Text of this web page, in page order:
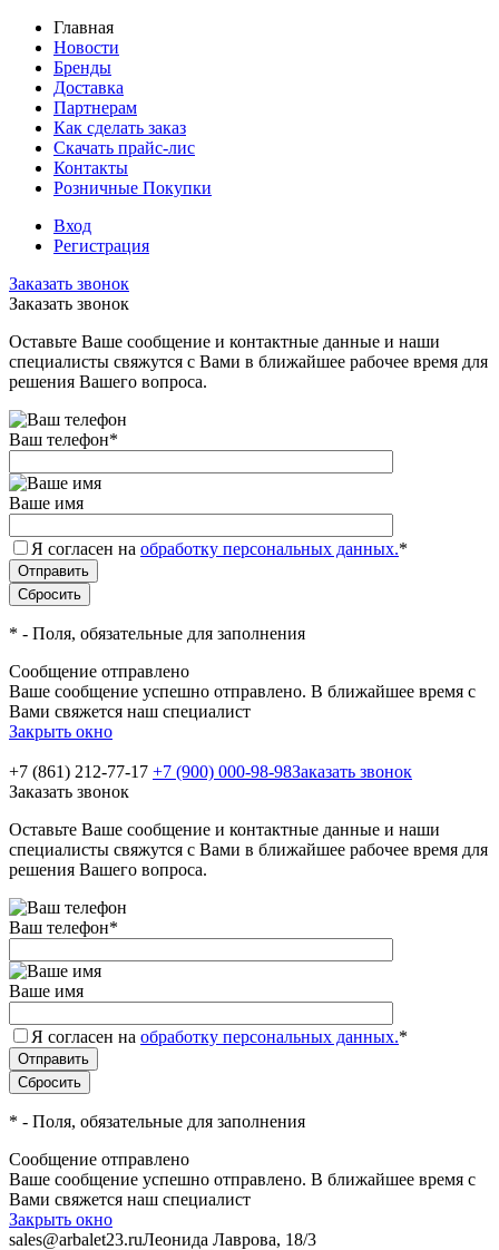
Главная
Новости
Бренды
Доставка
Партнерам
Как сделать заказ
Скачать прайс-лис
Контакты
Розничные Покупки
Вход
Регистрация
Заказать звонок
Заказать звонок
Оставьте Ваше сообщение и контактные данные и наши
специалисты свяжутся с Вами в ближайшее рабочее время для
решения Вашего вопроса.
Ваш телефон*
Ваше имя
Я согласен на обработку персональных данных.*
* - Поля, обязательные для заполнения
Сообщение отправлено
Ваше сообщение успешно отправлено. В ближайшее время с
Вами свяжется наш специалист
Закрыть окно
+7 (861) 212-77-17 +7 (900) 000-98-98Заказать звонок
Заказать звонок
Оставьте Ваше сообщение и контактные данные и наши
специалисты свяжутся с Вами в ближайшее рабочее время для
решения Вашего вопроса.
Ваш телефон*
Ваше имя
Я согласен на обработку персональных данных.*
* - Поля, обязательные для заполнения
Сообщение отправлено
Ваше сообщение успешно отправлено. В ближайшее время с
Вами свяжется наш специалист
Закрыть окно
sales@arbalet23.ruЛеонида Лаврова, 18/3